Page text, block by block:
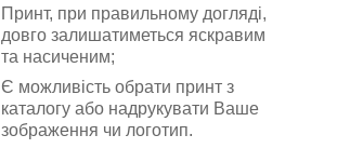
Принт, при правильному догляді,
довго залишатиметься яскравим
та насиченим;
Є можливість обрати принт з
каталогу або надрукувати Ваше
зображення чи логотип.